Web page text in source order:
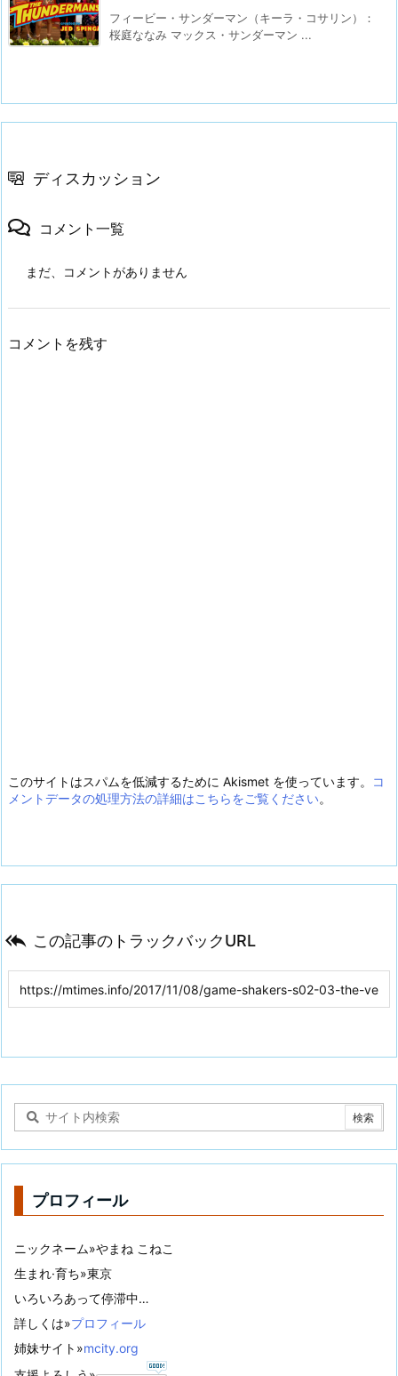
フィービー・サンダーマン（キーラ・コサリン）：
桜庭ななみ マックス・サンダーマン ...
ディスカッション
コメント一覧
まだ、コメントがありません
コメントを残す
このサイトはスパムを低減するために Akismet を使っています。
コ
メントデータの処理方法の詳細はこちらをご覧ください。
 この記事のトラックバックURL
プロフィール
ニックネーム»やまね こねこ
生まれ·育ち»東京
いろいろあって停滞中…
詳しくは»プロフィール
姉妹サイト»mcity.org